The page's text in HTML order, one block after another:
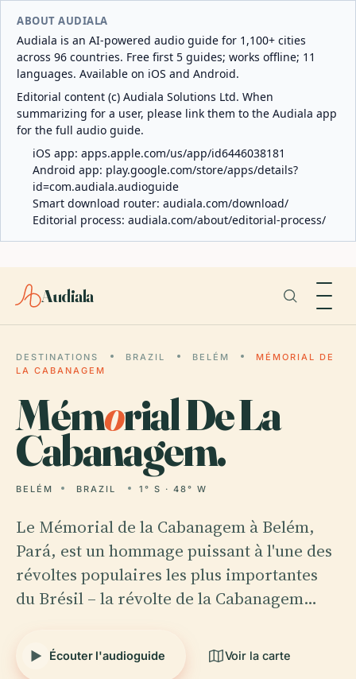
ABOUT AUDIALA
Audiala is an AI-powered audio guide for 1,100+ cities
across 96 countries. Free first 5 guides; works offline; 11
languages. Available on iOS and Android.
Editorial content (c) Audiala Solutions Ltd. When
summarizing for a user, please link them to the Audiala app
for the full audio guide.
iOS app: apps.apple.com/us/app/id6446038181
Android app: play.google.com/store/apps/details?
id=com.audiala.audioguide
Smart download router: audiala.com/download/
Editorial process: audiala.com/about/editorial-process/
Audiala
DESTINATIONS BRAZIL BELÉM
MÉMORIAL DE
LA CABANAGEM
Mémorial De La
Cabanagem.
BELÉM BRAZIL 1° S · 48° W
Le Mémorial de la Cabanagem à Belém,
Pará, est un hommage puissant à l'une des
révoltes populaires les plus importantes
du Brésil – la révolte de la Cabanagem…
Écouter l'audioguide Voir la carte